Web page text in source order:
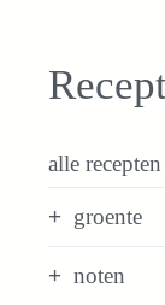
alle recepten
groente
noten